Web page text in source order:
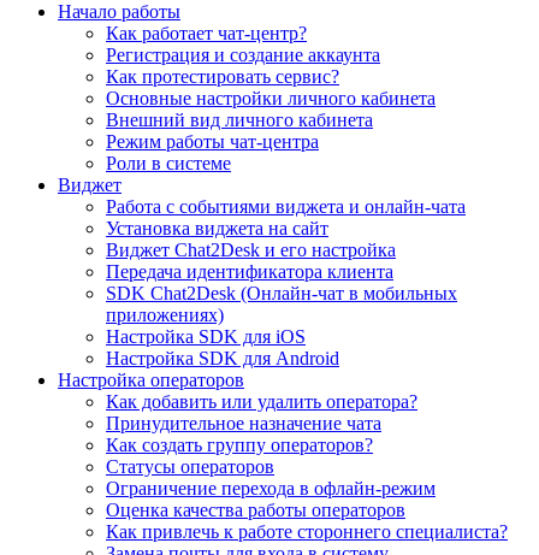
Начало работы
Как работает чат-центр?
Регистрация и создание аккаунта
Как протестировать сервис?
Основные настройки личного кабинета
Внешний вид личного кабинета
Режим работы чат-центра
Роли в системе
Виджет
Работа с событиями виджета и онлайн-чата
Установка виджета на сайт
Виджет Chat2Desk и его настройка
Передача идентификатора клиента
SDK Chat2Desk (Онлайн-чат в мобильных
приложениях)
Настройка SDK для iOS
Настройка SDK для Android
Настройка операторов
Как добавить или удалить оператора?
Принудительное назначение чата
Как создать группу операторов?
Статусы операторов
Ограничение перехода в офлайн-режим
Оценка качества работы операторов
Как привлечь к работе стороннего специалиста?